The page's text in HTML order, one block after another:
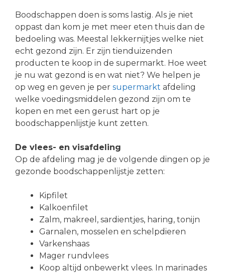
Boodschappen doen is soms lastig. Als je niet
oppast dan kom je met meer eten thuis dan de
bedoeling was. Meestal lekkernijtjes welke niet
echt gezond zijn. Er zijn tienduizenden
producten te koop in de supermarkt. Hoe weet
je nu wat gezond is en wat niet? We helpen je
op weg en geven je per supermarkt afdeling
welke voedingsmiddelen gezond zijn om te
kopen en met een gerust hart op je
boodschappenlijstje kunt zetten.
De vlees- en visafdeling
Op de afdeling mag je de volgende dingen op je
gezonde boodschappenlijstje zetten:
Kipfilet
Kalkoenfilet
Zalm, makreel, sardientjes, haring, tonijn
Garnalen, mosselen en schelpdieren
Varkenshaas
Mager rundvlees
Koop altijd onbewerkt vlees. In marinades